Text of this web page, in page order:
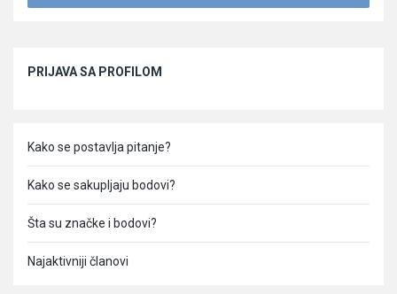
PRIJAVA SA PROFILOM
Kako se postavlja pitanje?
Kako se sakupljaju bodovi?
Šta su značke i bodovi?
Najaktivniji članovi